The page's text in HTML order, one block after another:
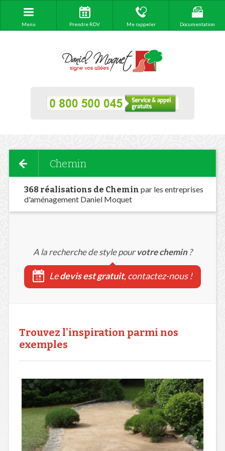
Menu Prendre RDV Me rappeler Documentation
Chemin
368 réalisations de Chemin par les entreprises
d'aménagement Daniel Moquet
A la recherche de style pourvotre chemin?
Ledevis est gratuit, contactez-nous !
Trouvez l'inspiration parmi nos
exemples